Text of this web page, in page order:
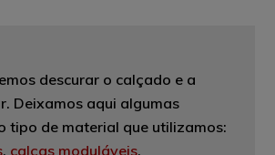
descurar o calçado e a
Deixamos aqui algumas
tipo de material que utilizamos:
, calças moduláveis,